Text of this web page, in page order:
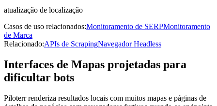
atualização de localização
Casos de uso relacionados:Monitoramento de SERPMonitoramento
de Marca
Relacionado:APIs de ScrapingNavegador Headless
Interfaces de Mapas projetadas para
dificultar bots
Piloterr renderiza resultados locais com muitos mapas e páginas de